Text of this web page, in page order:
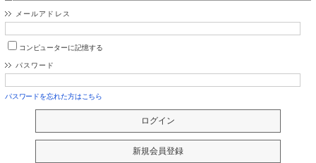
メールアドレス
コンピューターに記憶する
パスワード
パスワードを忘れた方はこちら